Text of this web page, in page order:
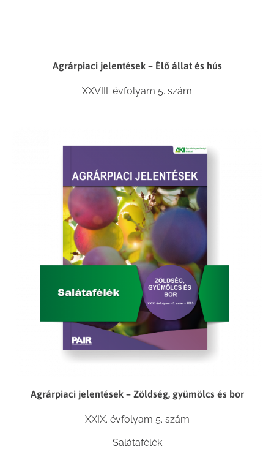
Agrárpiaci jelentések – Élő állat és hús
XXVIII. évfolyam 5. szám
Agrárpiaci jelentések – Zöldség, gyümölcs és bor
XXIX. évfolyam 5. szám
Salátafélék